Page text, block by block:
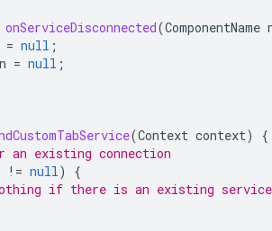
onServiceDisconnected(ComponentName
= null ;
= null ;
(Context context)
{
an existing connection
!= null)
{
if there is an existing service